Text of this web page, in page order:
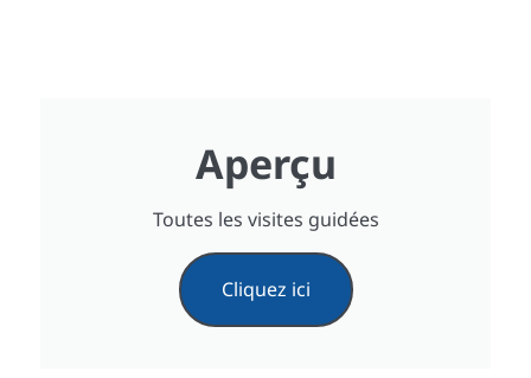
Aperçu
Toutes les visites guidées
Cliquez ici